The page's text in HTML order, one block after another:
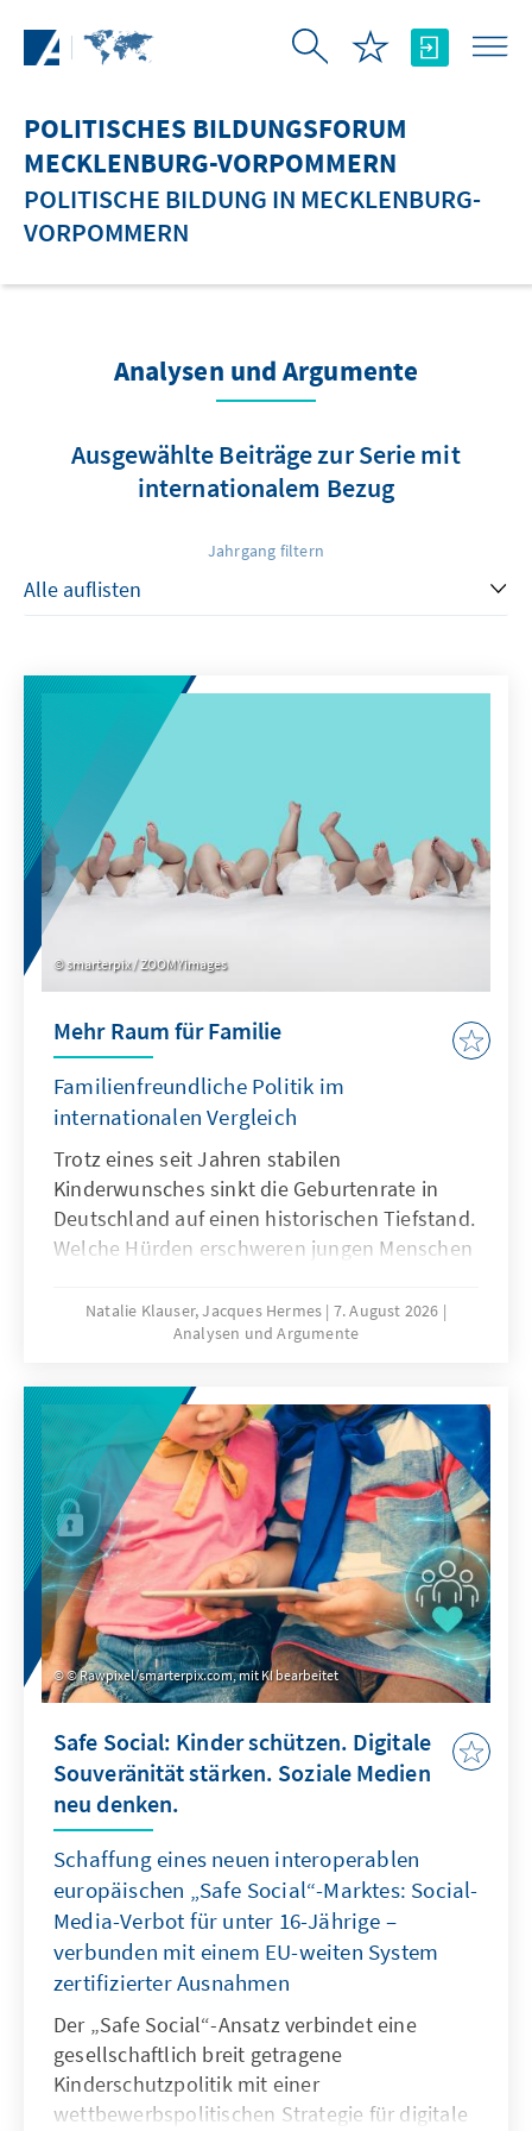
POLITISCHES BILDUNGSFORUM
MECKLENBURG-VORPOMMERN
POLITISCHE BILDUNG IN MECKLENBURG-
VORPOMMERN
Analysen und Argumente
Ausgewählte Beiträge zur Serie mit
internationalem Bezug
Jahrgang filtern
smarterpix / ZOOMYimages
Mehr Raum für Familie
Familienfreundliche Politik im
internationalen Vergleich
Trotz eines seit Jahren stabilen
Kinderwunsches sinkt die Geburtenrate in
Deutschland auf einen historischen Tiefstand.
Welche Hürden erschweren jungen Menschen
Rahmenbedingungen können dazu beitragen,
dass mehr Kinderwünsche verwirklicht
ein Vergleich familienpolitischer Ansätze
verschiedener Länder liefern Hinweise für
eine bedarfsgerechte Weiterentwicklung der
Familienpolitik in Deutschland.
Natalie Klauser, Jacques Hermes 7. August 2026
Analysen und Argumente
© Rawpixel/smarterpix.com, mit KI bearbeitet
Safe Social: Kinder schützen. Digitale
Souveränität stärken. Soziale Medien
neu denken.
Schaffung eines neuen interoperablen
europäischen „Safe Social“-Marktes: Social-
Media-Verbot für unter 16-Jährige –
verbunden mit einem EU-weiten System
zertifizierter Ausnahmen
Der „Safe Social“-Ansatz verbindet eine
gesellschaftlich breit getragene
Kinderschutzpolitik mit einer
wettbewerbspolitischen Strategie für digitale